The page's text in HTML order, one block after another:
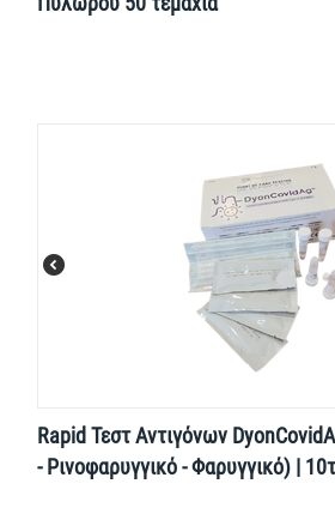
Rapid Τεστ Αντιγόνων
- Ρινοφαρυγγικό - Φαρυγγικό) |